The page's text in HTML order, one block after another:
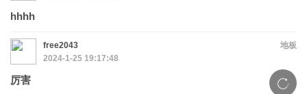
hhhh
地板
free2043
2024-1-25 19:17:48
厉害